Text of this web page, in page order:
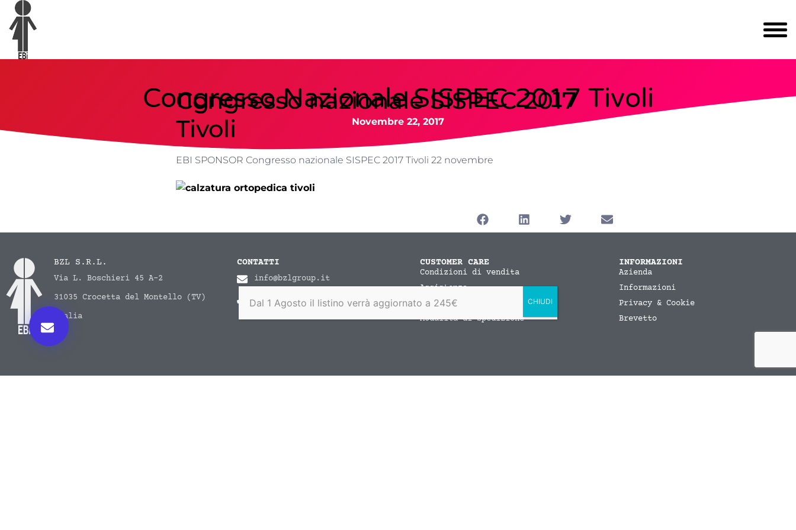
Congresso Nazionale SISPEC 2017 Tivoli
Novembre 22, 2017
Congresso nazionale SISPEC 2017
Tivoli
EBI SPONSOR Congresso nazionale SISPEC 2017 Tivoli 22 novembre
BZL S.R.L.
Via L. Boschieri 45 A-2
31035 Crocetta del Montello (TV)
Italia
CONTATTI
info@bzlgroup.it
+39 344 2460757
CUSTOMER CARE
Condizioni di vendita
Assistenza
Pagamento sicuro
Modalità di spedizione
INFORMAZIONI
Azienda
Informazioni
Privacy & Cookie
Brevetto
Dal 1 Agosto il listino verrà aggiornato a 245€